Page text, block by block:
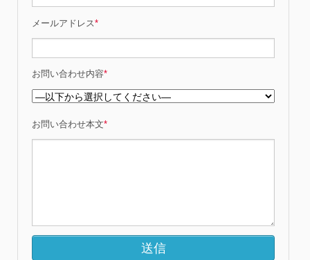
メールアドレス*
お問い合わせ内容*
お問い合わせ本文*